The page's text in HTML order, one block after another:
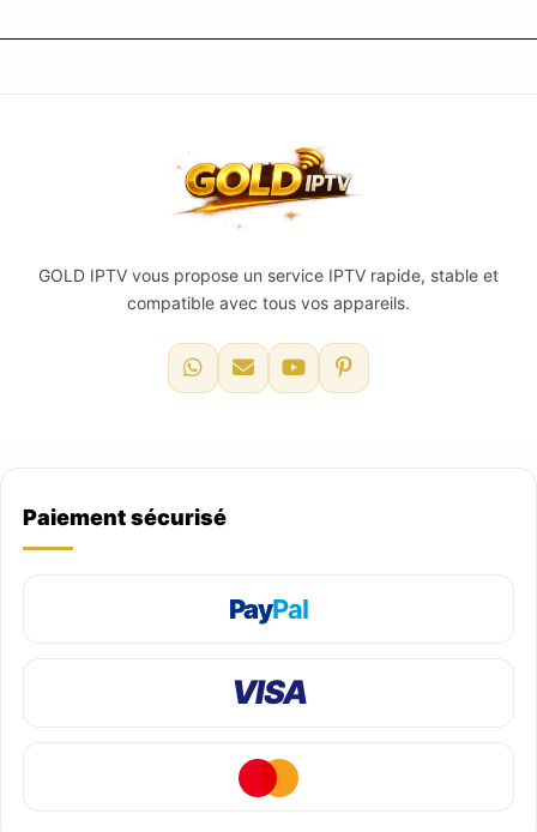
GOLD IPTV vous propose un service IPTV rapide, stable et
compatible avec tous vos appareils.
Paiement sécurisé
PayPal
VISA